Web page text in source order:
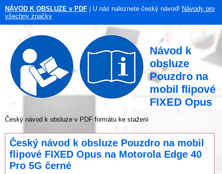
NÁVOD K OBSLUZE v PDF | U nás naleznete český návod! Návody pro
všechny značky
Návod k
obsluze
Pouzdro na
mobil flipové
FIXED Opus
Český návod k obsluze v PDF formátu ke stažení
Český návod k obsluze Pouzdro na mobil
flipové FIXED Opus na Motorola Edge 40
Pro 5G černé